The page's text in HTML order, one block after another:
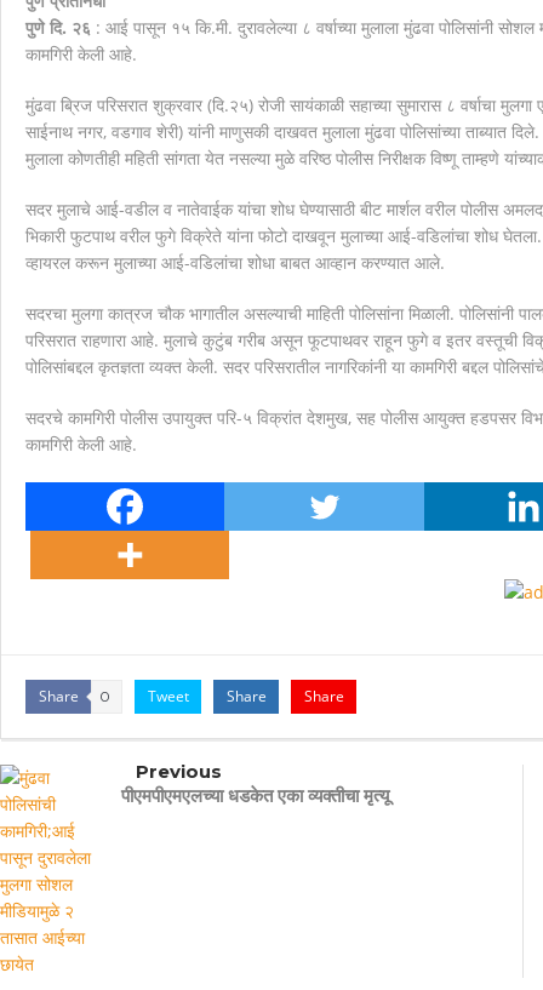
मानवाला आदराने व सन्मानाने जगण्याचा अधिकार म्हणजे
पुणे दि. २६ : आई पासून १५ कि.मी. दुरावलेल्या ८ वर्षाच्या मुलाला मुंढवा पोलिसांनी
कामगिरी केली आहे.
मुंढवा ब्रिज परिसरात शुक्रवार (दि.२५) रोजी सायंकाळी सहाच्या सुमारास ८ वर्षाचा
साईनाथ नगर, वडगाव शेरी) यांनी माणुसकी दाखवत मुलाला मुंढवा पोलिसांच्या ताब्यात
मुलाला कोणतीही महिती सांगता येत नसल्या मुळे वरिष्ठ पोलीस निरीक्षक विष्णू ताम्हणे
सदर मुलाचे आई-वडील व नातेवाईक यांचा शोध घेण्यासाठी बीट मार्शल वरील पोलीस
भिकारी फुटपाथ वरील फुगे विक्रेते यांना फोटो दाखवून मुलाच्या आई-वडिलांचा शोध
व्हायरल करून मुलाच्या आई-वडिलांचा शोधा बाबत आव्हान करण्यात आले.
सदरचा मुलगा कात्रज चौक भागातील असल्याची माहिती पोलिसांना मिळाली.
परिसरात राहणारा आहे. मुलाचे कुटुंब गरीब असून फूटपाथवर राहून फुगे व इतर वस्तूची
पोलिसांबद्दल कृतज्ञता व्यक्त केली. सदर परिसरातील नागरिकांनी या कामगिरी बद्दल
सदरचे कामगिरी पोलीस उपायुक्त परि-५ विक्रांत देशमुख, सह पोलीस आयुक्त हडपसर विभाग
कामगिरी केली आहे.
Share 0 Tweet Share Share
Previous
पीएमपीएमएलच्या धडकेत एका व्यक्तीचा मृत्यू